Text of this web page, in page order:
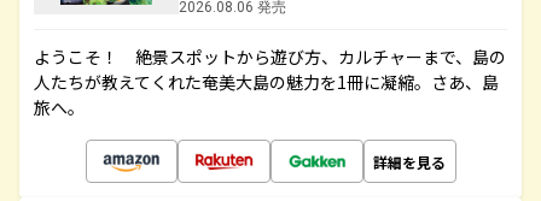
2026.08.06 発売
ようこそ！ 絶景スポットから遊び方、カルチャーまで、島の
人たちが教えてくれた奄美大島の魅力を1冊に凝縮。さあ、島
旅へ。
詳細を見る